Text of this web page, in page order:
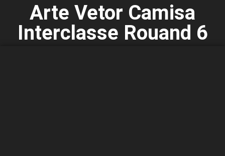
Arte Vetor Camisa
Interclasse Rouand 6